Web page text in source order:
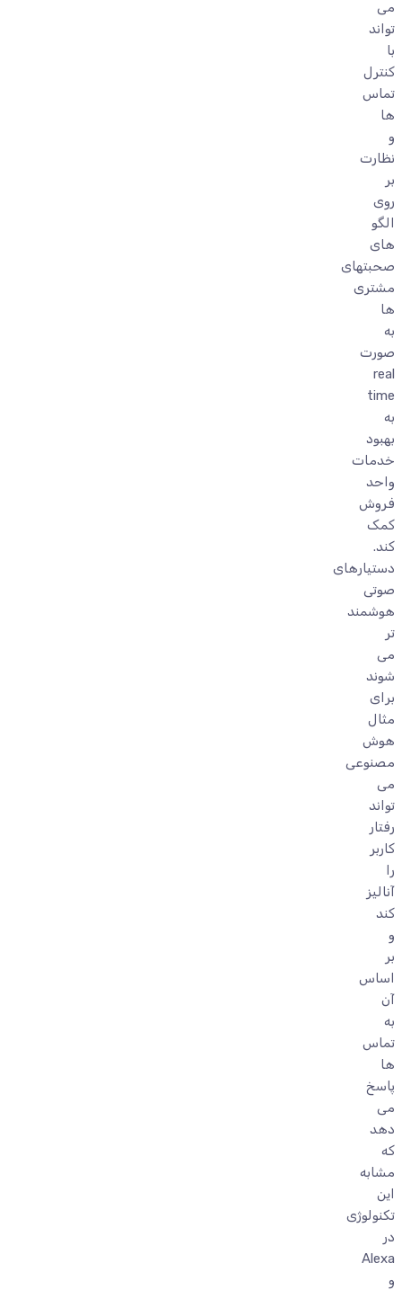
می
تواند
با
کنترل
تماس
ها
و
نظارت
بر
روی
الگو
های
صحبتهای
مشتری
ها
به
صورت
real
time
به
بهبود
خدمات
واحد
فروش
کمک
کند.
دستیارهای
صوتی
هوشمند
تر
می
شوند
برای
مثال
هوش
مصنوعی
می
تواند
رفتار
کاربر
را
آنالیز
کند
و
بر
اساس
آن
به
تماس
ها
پاسخ
می
دهد
که
مشابه
این
تکنولوژی
در
Alexa
و